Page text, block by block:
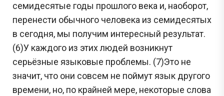
семидесятые годы прошлого века и, наоборот,
перенести обычного человека из семидесятых
в сегодня, мы получим интересный результат.
(6)У каждого из этих людей возникнут
серьёзные языковые проблемы. (7)Это не
значит, что они совсем не поймут язык другого
времени, но, по крайней мере, некоторые слова